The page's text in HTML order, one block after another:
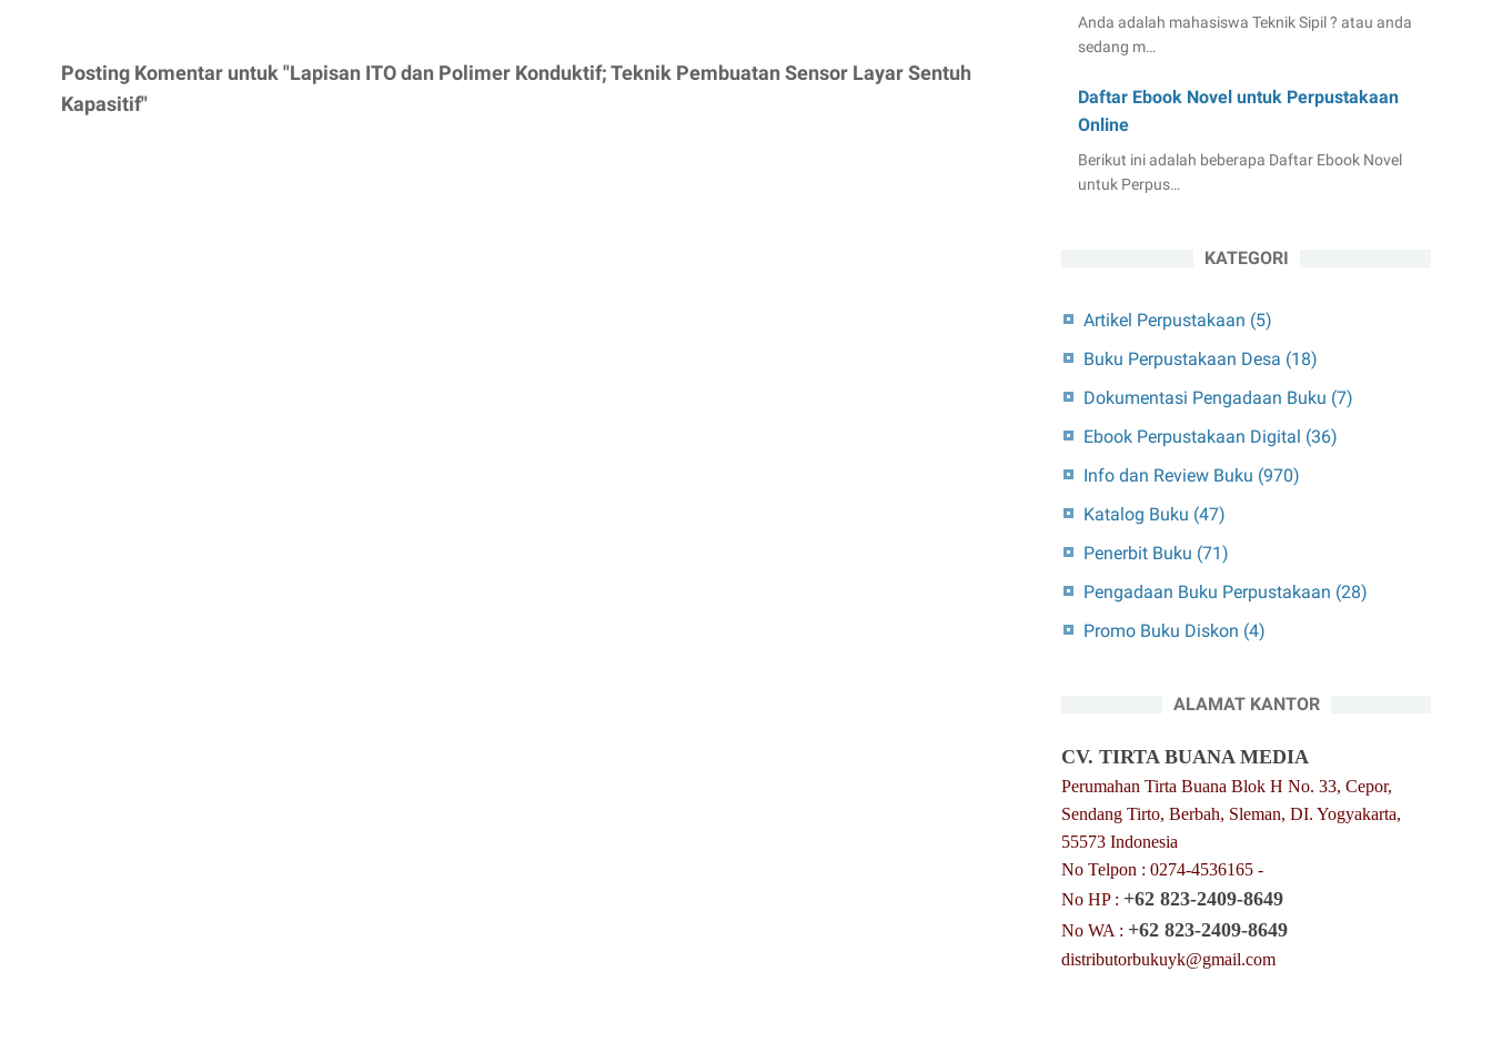
Posting Komentar untuk "Lapisan ITO dan Polimer Konduktif; Teknik Pembuatan Sensor Layar Sentuh
Kapasitif"
Anda adalah mahasiswa Teknik Sipil ? atau anda
sedang m…
Daftar Ebook Novel untuk Perpustakaan
Online
Berikut ini adalah beberapa Daftar Ebook Novel
untuk Perpus…
KATEGORI
Artikel Perpustakaan (5)
Buku Perpustakaan Desa (18)
Dokumentasi Pengadaan Buku (7)
Ebook Perpustakaan Digital (36)
Info dan Review Buku (970)
Katalog Buku (47)
Penerbit Buku (71)
Pengadaan Buku Perpustakaan (28)
Promo Buku Diskon (4)
ALAMAT KANTOR
CV. TIRTA BUANA MEDIA
Perumahan Tirta Buana Blok H No. 33, Cepor,
Sendang Tirto, Berbah, Sleman, DI. Yogyakarta,
55573 Indonesia
No Telpon : 0274-4536165 -
No HP : +62 823-2409-8649
No WA : +62 823-2409-8649
distributorbukuyk@gmail.com